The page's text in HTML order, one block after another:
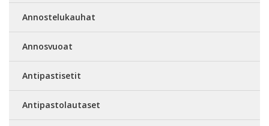
Annostelukauhat
Annosvuoat
Antipastisetit
Antipastolautaset